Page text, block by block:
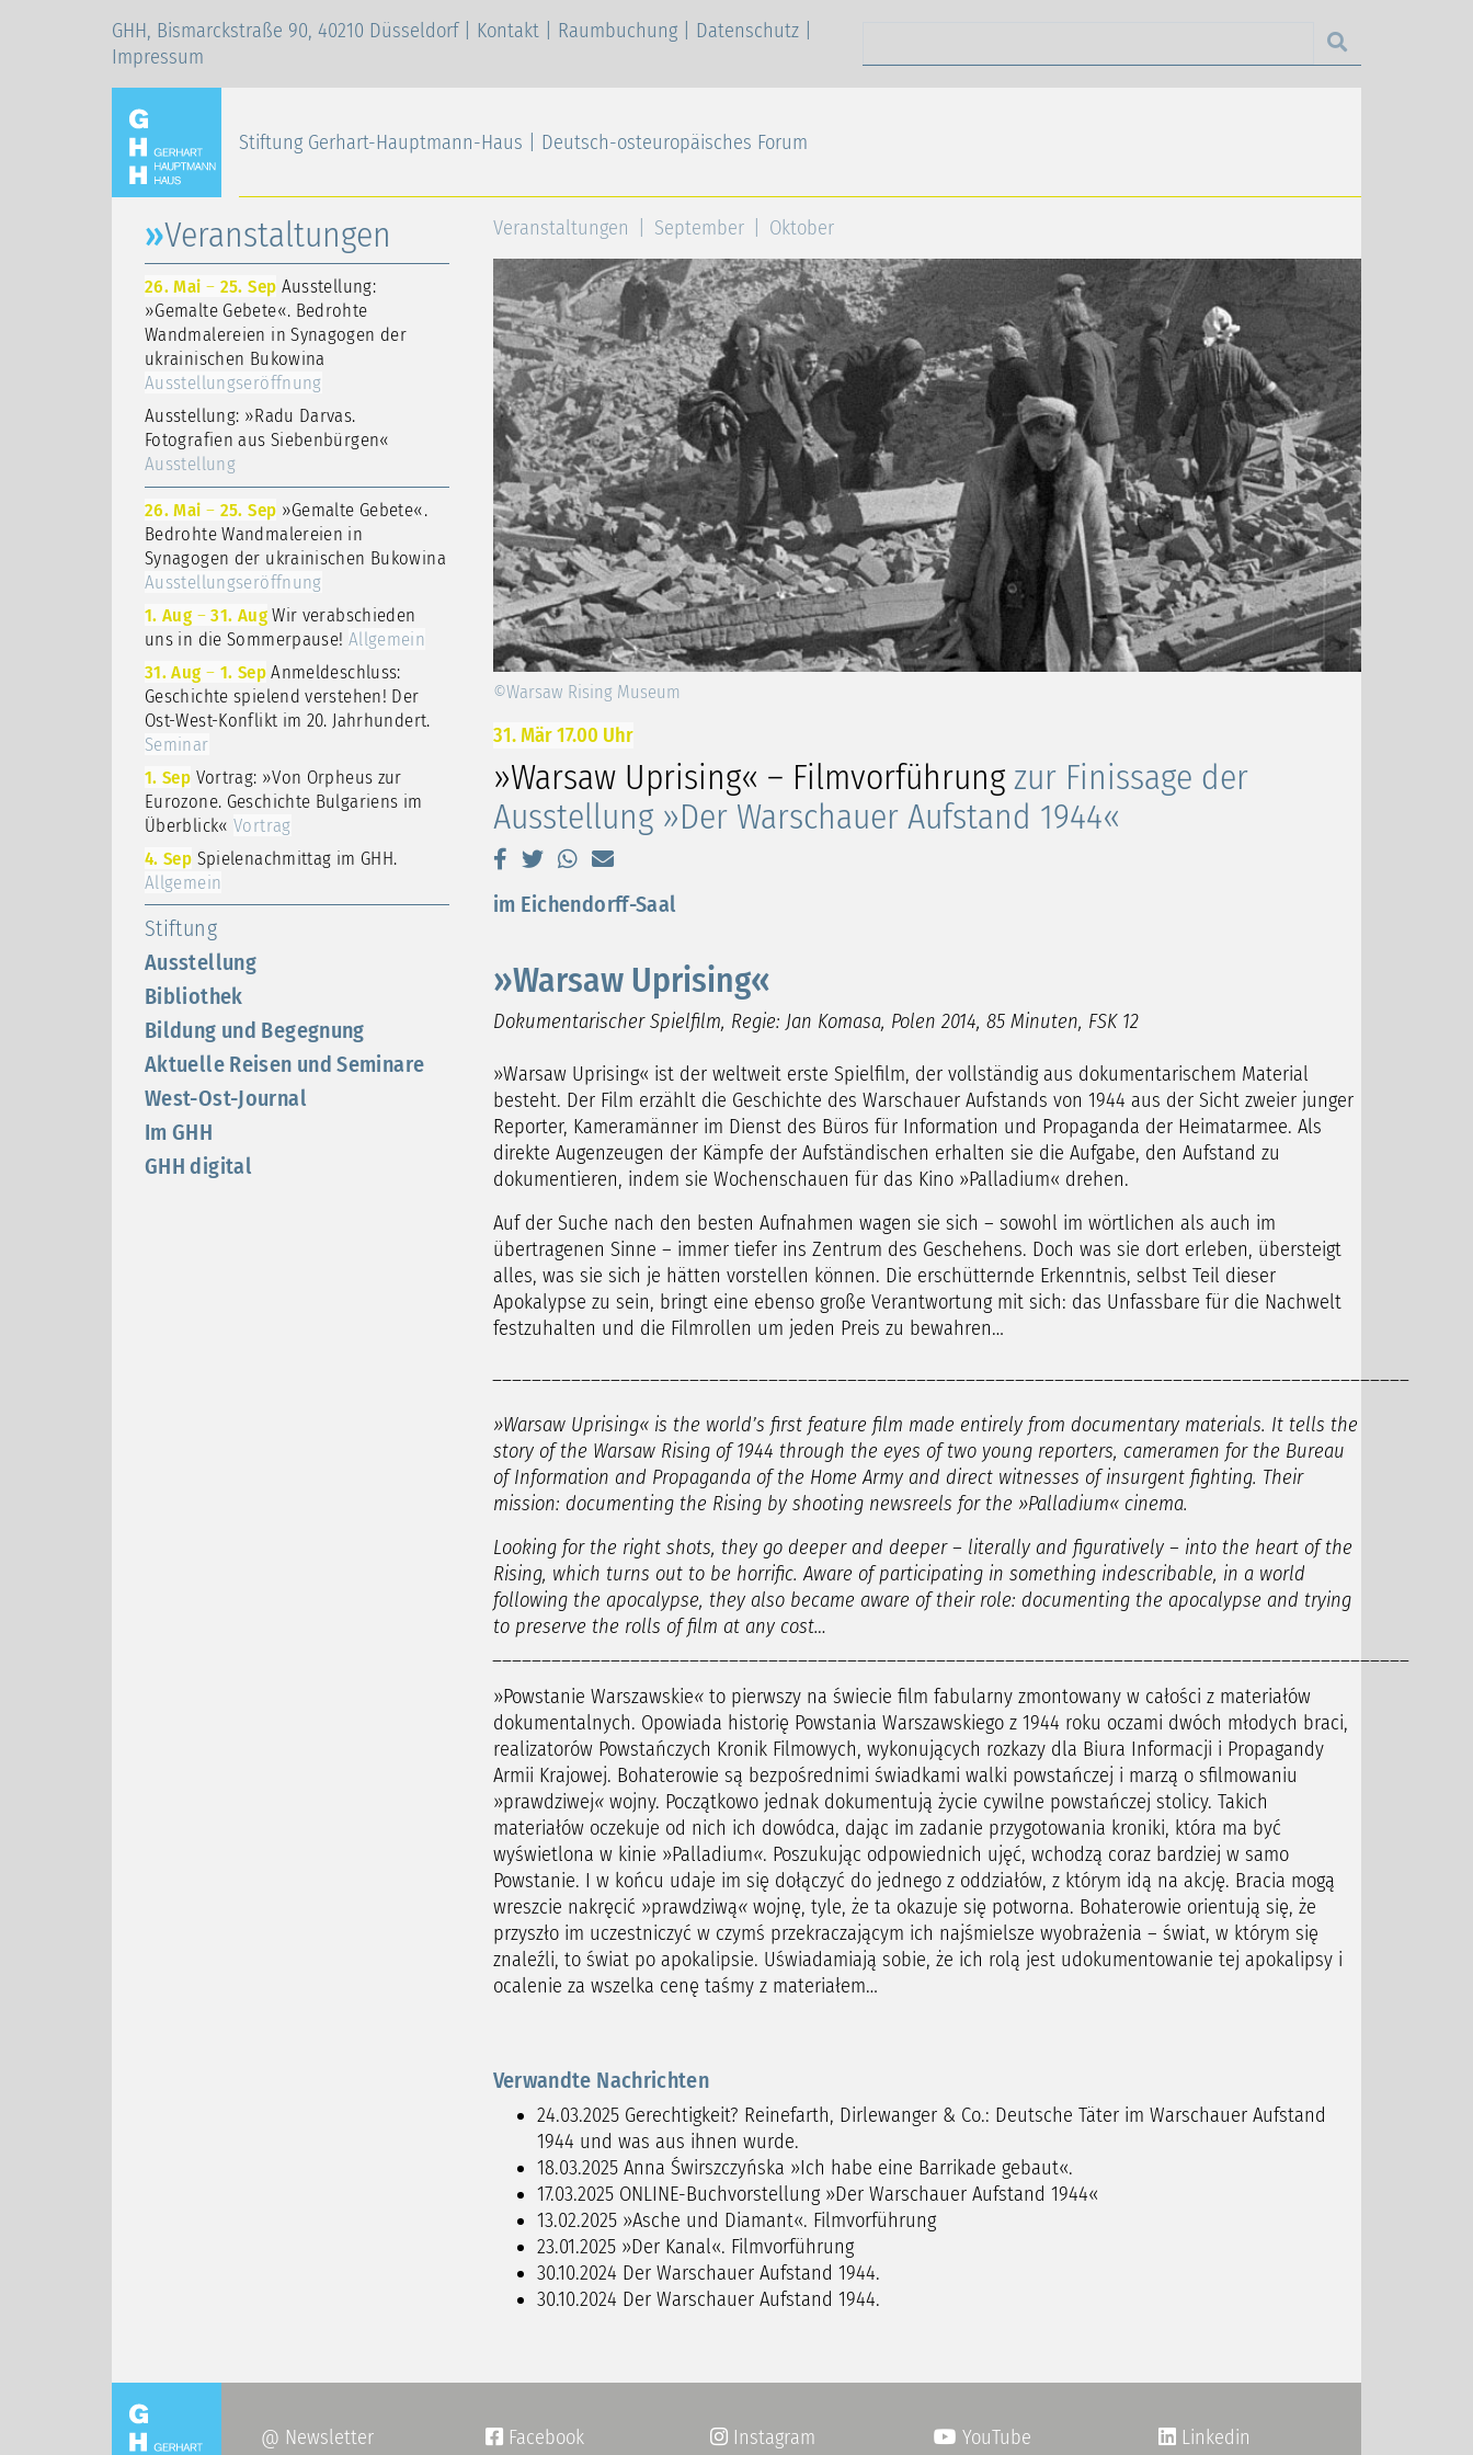
GHH, Bismarckstraße 90, 40210 Düsseldorf | Kontakt Raumbuchung Datenschutz
Impressum
Stiftung Gerhart-Hauptmann-Haus | Deutsch-osteuropäisches Forum
Stiftung
Ausstellung
Bibliothek
Bildung und Begegnung
Aktuelle Reisen und Seminare
West-Ost-Journal
Im GHH
GHH digital
Veranstaltungen
26. Mai – 25. Sep Ausstellung:
»Gemalte Gebete«. Bedrohte
Wandmalereien in Synagogen der
ukrainischen Bukowina
Ausstellungseröffnung
Ausstellung: »Radu Darvas.
Fotografien aus Siebenbürgen«
Ausstellung
26. Mai – 25. Sep »Gemalte Gebete«.
Bedrohte Wandmalereien in
Synagogen der ukrainischen Bukowina
Ausstellungseröffnung
1. Aug –31. AugWir verabschieden
uns in die Sommerpause! Allgemein
31. Aug – 1. SepAnmeldeschluss:
Geschichte spielend verstehen! Der
Ost-West-Konflikt im 20. Jahrhundert.
Seminar
1. Sep Vortrag: »Von Orpheus zur
Eurozone. Geschichte Bulgariens im
Überblick«Vortrag
4. Sep Spielenachmittag im GHH.
Allgemein
Veranstaltungen September Oktober
©Warsaw Rising Museum
31. Mär 17.00 Uhr
»Warsaw Uprising« – Filmvorführung zur Finissage der
Ausstellung »Der Warschauer Aufstand 1944«
im Eichendorff-Saal
»Warsaw Uprising«
Dokumentarischer Spielfilm, Regie: Jan Komasa, Polen 2014, 85 Minuten, FSK 12
»Warsaw Uprising« ist der weltweit erste Spielfilm, der vollständig aus dokumentarischem Material
besteht. Der Film erzählt die Geschichte des Warschauer Aufstands von 1944 aus der Sicht zweier junger
Reporter, Kameramänner im Dienst des Büros für Information und Propaganda der Heimatarmee. Als
direkte Augenzeugen der Kämpfe der Aufständischen erhalten sie die Aufgabe, den Aufstand zu
dokumentieren, indem sie Wochenschauen für das Kino »Palladium« drehen.
Auf der Suche nach den besten Aufnahmen wagen sie sich – sowohl im wörtlichen als auch im
übertragenen Sinne – immer tiefer ins Zentrum des Geschehens. Doch was sie dort erleben, übersteigt
alles, was sie sich je hätten vorstellen können. Die erschütternde Erkenntnis, selbst Teil dieser
Apokalypse zu sein, bringt eine ebenso große Verantwortung mit sich: das Unfassbare für die Nachwelt
festzuhalten und die Filmrollen um jeden Preis zu bewahren…
»Warsaw Uprising« is the world’s first feature film made entirely from documentary materials. It tells the
story of the Warsaw Rising of 1944 through the eyes of two young reporters, cameramen for the Bureau
of Information and Propaganda of the Home Army and direct witnesses of insurgent fighting. Their
mission: documenting the Rising by shooting newsreels for the »Palladium«cinema.
Looking for the right shots, they go deeper and deeper – literally and figuratively – into the heart of the
Rising, which turns out to be horrific. Aware of participating in something indescribable, in a world
following the apocalypse, they also became aware of their role: documenting the apocalypse and trying
to preserve the rolls of film at any cost…
»Powstanie Warszawskie«to pierwszy na świecie film fabularny zmontowany w całości z materiałów
dokumentalnych. Opowiada historię Powstania Warszawskiego z 1944 roku oczami dwóch młodych braci,
realizatorów Powstańczych Kronik Filmowych, wykonujących rozkazy dla Biura Informacji i Propagandy
Armii Krajowej. Bohaterowie są bezpośrednimi świadkami walki powstańczej i marzą o sfilmowaniu
»prawdziwej«wojny. Początkowo jednak dokumentują życie cywilne powstańczej stolicy. Takich
materiałów oczekuje od nich ich dowódca, dając im zadanie przygotowania kroniki, która ma być
wyświetlona w kinie »Palladium«. Poszukując odpowiednich ujęć, wchodzą coraz bardziej w samo
Powstanie. I w końcu udaje im się dołączyć do jednego z oddziałów, z którym idą na akcję. Bracia mogą
wreszcie nakręcić »prawdziwą«wojnę, tyle, że ta okazuje się potworna. Bohaterowie orientują się, że
przyszło im uczestniczyć w czymś przekraczającym ich najśmielsze wyobrażenia – świat, w którym się
znaleźli, to świat po apokalipsie. Uświadamiają sobie, że ich rolą jest udokumentowanie tej apokalipsy i
ocalenie za wszelka cenę taśmy z materiałem…
Verwandte Nachrichten
24.03.2025 Gerechtigkeit? Reinefarth, Dirlewanger & Co.: Deutsche Täter im Warschauer Aufstand
1944 und was aus ihnen wurde.
18.03.2025 Anna Świrszczyńska »Ich habe eine Barrikade gebaut«.
17.03.2025 ONLINE-Buchvorstellung »Der Warschauer Aufstand 1944«
13.02.2025 »Asche und Diamant«. Filmvorführung
23.01.2025 »Der Kanal«. Filmvorführung
30.10.2024 Der Warschauer Aufstand 1944.
30.10.2024 Der Warschauer Aufstand 1944.
@ Newsletter  Facebook Instagram YouTube Linkedin